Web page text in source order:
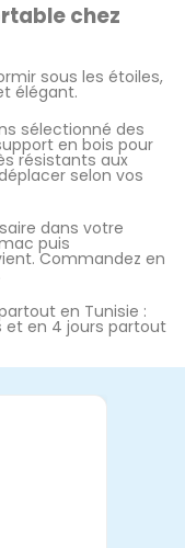
chez
sous les étoiles,
élégant.
sélectionné des
en bois pour
résistants aux
selon vos
dans votre
puis
Commandez en
en Tunisie :
et en 4 jours partout